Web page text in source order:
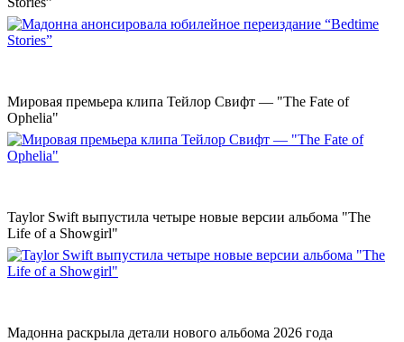
Мировая премьера клипа Тейлор Свифт — "The Fate of
Ophelia"
Taylor Swift выпустила четыре новые версии альбома "The
Life of a Showgirl"
Мадонна раскрыла детали нового альбома 2026 года